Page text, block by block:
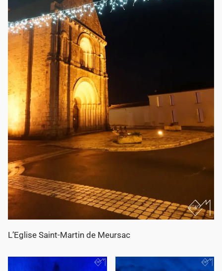
L’Eglise Saint-Martin de Meursac